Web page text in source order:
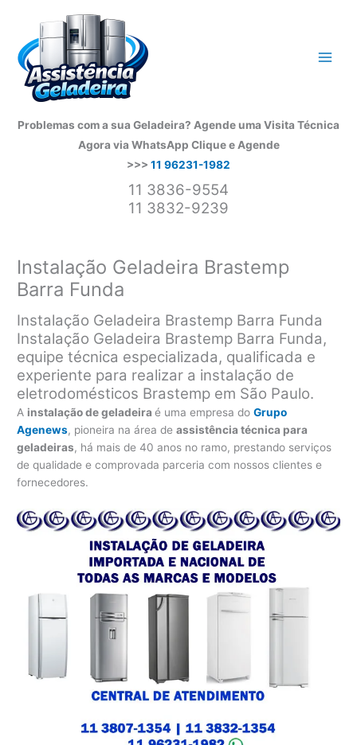
conteúdo
Problemas com a sua Geladeira? Agende uma Visita Técnica
Agora via WhatsApp Clique e Agende
>>> 11 96231-1982
11 3836-9554
11 3832-9239
Instalação Geladeira Brastemp
Barra Funda
Instalação Geladeira Brastemp Barra Funda
Instalação Geladeira Brastemp Barra Funda,
equipe técnica especializada, qualificada e
experiente para realizar a instalação de
eletrodomésticos Brastemp em São Paulo.
A instalação de geladeiraé uma empresa doGrupo
Agenews, pioneira na área deassistência técnica para
geladeiras, há mais de 40 anos no ramo, prestando serviços
de qualidade e comprovada parceria com nossos clientes e
fornecedores.